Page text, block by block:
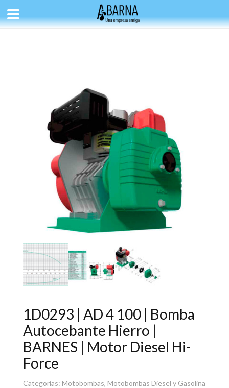
1D0293 | AD 4 100 | Bomba
Autocebante Hierro |
BARNES | Motor Diesel Hi-
Force
Categorías: Motobombas, Motobombas Diesel y Gasolina